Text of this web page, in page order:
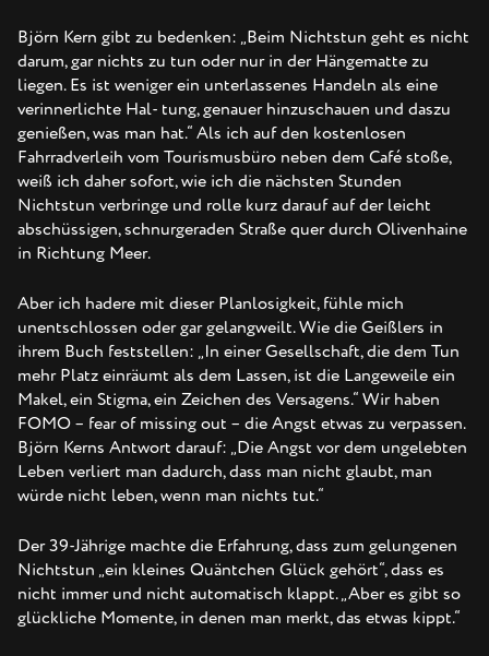
Björn Kern gibt zu bedenken: „Beim Nichtstun geht es nicht
darum, gar nichts zu tun oder nur in der Hängematte zu
liegen. Es ist weniger ein unterlassenes Handeln als eine
verinnerlichte Hal- tung, genauer hinzuschauen und daszu
genießen, was man hat.“ Als ich auf den kostenlosen
Fahrradverleih vom Tourismusbüro neben dem Café stoße,
weiß ich daher sofort, wie ich die nächsten Stunden
Nichtstun verbringe und rolle kurz darauf auf der leicht
abschüssigen, schnurgeraden Straße quer durch Olivenhaine
in Richtung Meer.
Aber ich hadere mit dieser Planlosigkeit, fühle mich
unentschlossen oder gar gelangweilt. Wie die Geißlers in
ihrem Buch feststellen: „In einer Gesellschaft, die dem Tun
mehr Platz einräumt als dem Lassen, ist die Langeweile ein
Makel, ein Stigma, ein Zeichen des Versagens.“ Wir haben
FOMO – fear of missing out – die Angst etwas zu verpassen.
Björn Kerns Antwort darauf: „Die Angst vor dem ungelebten
Leben verliert man dadurch, dass man nicht glaubt, man
würde nicht leben, wenn man nichts tut.“
Der 39-Jährige machte die Erfahrung, dass zum gelungenen
Nichtstun „ein kleines Quäntchen Glück gehört“, dass es
nicht immer und nicht automatisch klappt. „Aber es gibt so
glückliche Momente, in denen man merkt, das etwas kippt.“